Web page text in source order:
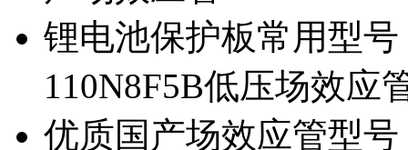
锂电池保护板常用型号
110N8F5B低压场效应
优质国产场效应管型